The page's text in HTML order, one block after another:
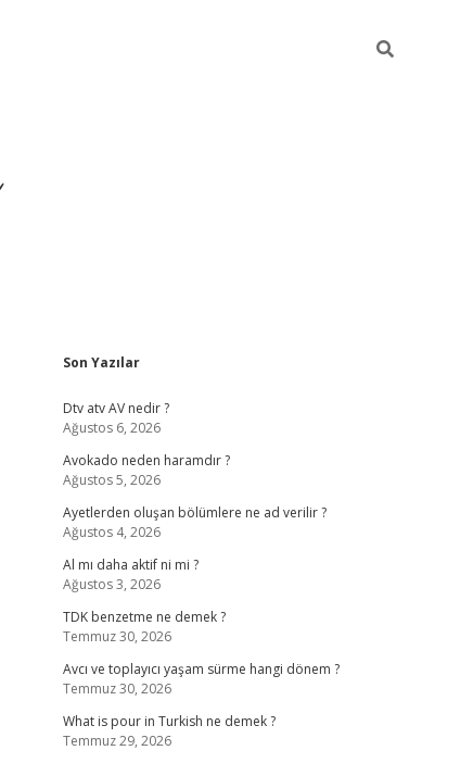
Sidebar
Son Yazılar
Dtv atv AV nedir ?
Ağustos 6, 2026
Avokado neden haramdır ?
Ağustos 5, 2026
Ayetlerden oluşan bölümlere ne ad verilir ?
Ağustos 4, 2026
Al mı daha aktif ni mi ?
Ağustos 3, 2026
TDK benzetme ne demek ?
Temmuz 30, 2026
Avcı ve toplayıcı yaşam sürme hangi dönem ?
Temmuz 30, 2026
What is pour in Turkish ne demek ?
Temmuz 29, 2026